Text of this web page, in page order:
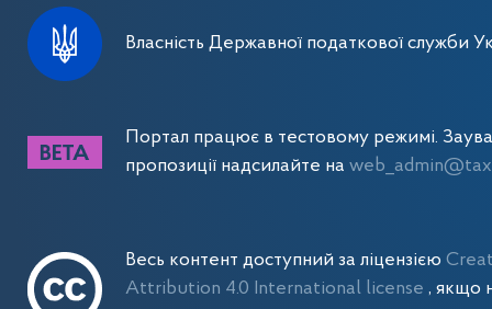
Власність Державної податкової служби
Портал працює в тестовому режимі.
пропозиції надсилайте на
Весь контент доступний за ліцензією
Attribution 4.0 International license, якщо